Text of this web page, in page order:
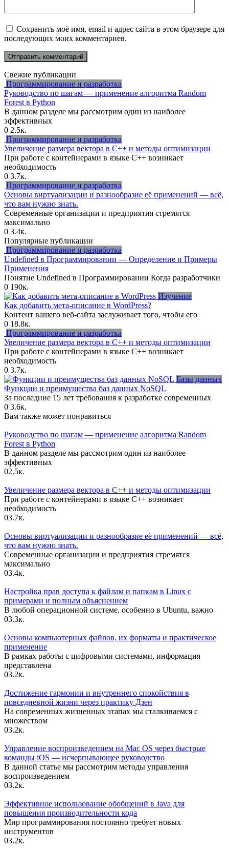
Сохранить моё имя, email и адрес сайта в этом браузере для
последующих моих комментариев.
Свежие публикации
Программирование и разработка
Руководство по шагам — применение алгоритма Random
Forest в Python
В данном разделе мы рассмотрим один из наиболее
эффективных
0 2.5к.
Программирование и разработка
Увеличение размера вектора в C++ и методы оптимизации
При работе с контейнерами в языке C++ возникает
необходимость
0 3.7к.
Программирование и разработка
Основы виртуализации и разнообразие её применений — всё,
что вам нужно знать.
Современные организации и предприятия стремятся
максимально
0 3.4к.
Популярные публикации
Программирование и разработка
Undefined в Программировании — Определение и Примеры
Применения
Понятие Undefined в Программировании Когда разработчики
0 190к.
Изучение
Как добавить мета-описание в WordPress?
Контент вашего веб-сайта заслуживает того, чтобы его
0 18.8к.
Программирование и разработка
Увеличение размера вектора в C++ и методы оптимизации
При работе с контейнерами в языке C++ возникает
необходимость
0 3.7к.
Базы данных
Функции и преимущества баз данных NoSQL
За последние 15 лет требования к разработке современных
0 3.6к.
Вам также может понравиться
Руководство по шагам — применение алгоритма Random
Forest в Python
В данном разделе мы рассмотрим один из наиболее
эффективных
02.5к.
Увеличение размера вектора в C++ и методы оптимизации
При работе с контейнерами в языке C++ возникает
необходимость
03.7к.
Основы виртуализации и разнообразие её применений — всё,
что вам нужно знать.
Современные организации и предприятия стремятся
максимально
03.4к.
Настройка прав доступа к файлам и папкам в Linux с
примерами и полным объяснением
В любой операционной системе, особенно в Ubuntu, важно
03.3к.
Основы компьютерных файлов, их форматы и практическое
применение
В рамках работы с цифровыми системами, информация
представлена
03.2к.
Достижение гармонии и внутреннего спокойствия в
повседневной жизни через практику Дзен
На современных жизненных этапах мы сталкиваемся с
множеством
03.2к.
Управление воспроизведением на Mac OS через быстрые
команды iOS — исчерпывающее руководство
В данной статье мы рассмотрим методы управления
воспроизведением
03.2к.
Эффективное использование обобщений в Java для
повышения производительности кода
Мир программирования постоянно требует новых
инструментов
03.2к.